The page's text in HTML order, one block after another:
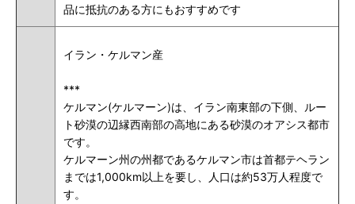
品に抵抗のある方にもおすすめです
イラン・ケルマン産
***
ケルマン(ケルマーン)は、イラン南東部の下側、ルー
ト砂漠の辺縁西南部の高地にある砂漠のオアシス都市
です。
ケルマーン州の州都であるケルマン市は首都テヘラン
までは1,000km以上を要し、人口は約53万人程度で
す。